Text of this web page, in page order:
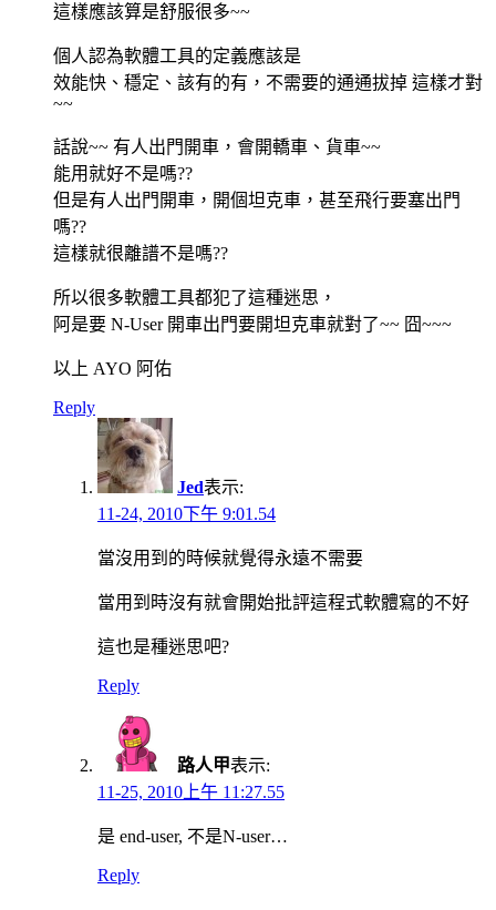
這樣應該算是舒服很多~~
個人認為軟體工具的定義應該是
效能快、穩定、該有的有，不需要的通通拔掉 這樣才對
~~
話說~~ 有人出門開車，會開轎車、貨車~~
能用就好不是嗎??
但是有人出門開車，開個坦克車，甚至飛行要塞出門
嗎??
這樣就很離譜不是嗎??
所以很多軟體工具都犯了這種迷思，
阿是要 N-User 開車出門要開坦克車就對了~~ 囧~~~
以上 AYO 阿佑
Reply
Jed表示:
11-24, 2010下午 9:01.54
當沒用到的時候就覺得永遠不需要
當用到時沒有就會開始批評這程式軟體寫的不好
這也是種迷思吧?
Reply
路人甲表示:
11-25, 2010上午 11:27.55
是 end-user, 不是N-user…
Reply